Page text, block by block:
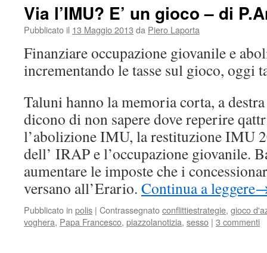
Via l’IMU? E’ un gioco – di
Pubblicato il 13 Maggio 2013 da Piero Laporta
Finanziare occupazione giovanile e
incrementando le tasse sul gioco, oggi
Taluni hanno la memoria corta, a
dicono di non sapere dove reperire
l’abolizione IMU, la restituzione IMU
dell’ IRAP e l’occupazione giovanile.
aumentare le imposte che i
versano all’Erario. Continua a leggere
Pubblicato in polis | Contrassegnatoconflittiestrategie, gioco
voghera, Papa Francesco, piazzolanotizia, sesso | 3 commenti